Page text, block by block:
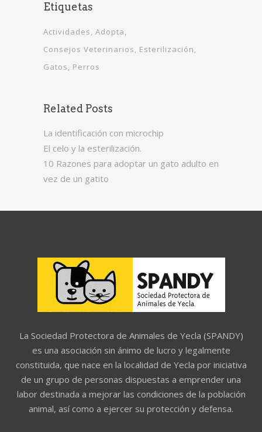
Etiquetas
Actividades Adopta
Consejos Veterinarios
Esterilización
Gatos
Perros
Related Posts
La identificación con microchip
El celo y la esterilización.
10 Razones para adoptar un gato adulto en
vez de un gatito
La Sociedad Protectora de Animales de Yecla (SPANDY)
es una asociación sin ánimo de lucro y legalmente
constituida, que nace en la localidad de Yecla por iniciativa
de un grupo de personas dispuestas a emprender una
labor destinada a mejorar las condiciones de la población
animal, así como a ejercer su protección y defensa.